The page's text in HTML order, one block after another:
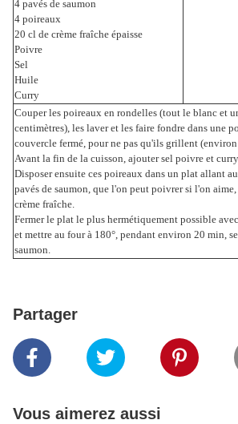
4 pavés de saumon
4 poireaux
20 cl de crème fraîche épaisse
Poivre
Sel
Huile
Curry
Couper les poireaux en rondelles (tout le blanc et
centimètres), les laver et les faire fondre dans une
couvercle fermé, pour ne pas qu'ils grillent
Avant la fin de la cuisson, ajouter sel poivre et
Disposer ensuite ces poireaux dans un plat allant
pavés de saumon, que l'on peut poivrer si l'on
crème fraîche.
Fermer le plat le plus hermétiquement possible
et mettre au four à 180°, pendant environ 20 min,
saumon.
Partager
Vous aimerez aussi